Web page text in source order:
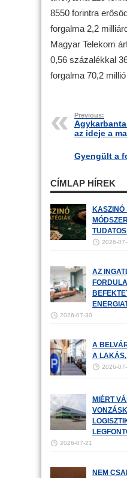
8550 forintra
forgalma 2,2
Magyar Telekom
0,56 százalékkal
forgalma 70,2
Previous:
az ideje a
Gyengült a
CÍMLAP HÍREK
KASZINÓ
2026-
AZ
2026-07-30
A
A
2026-
MIÉRT
2026-07-21
NEM